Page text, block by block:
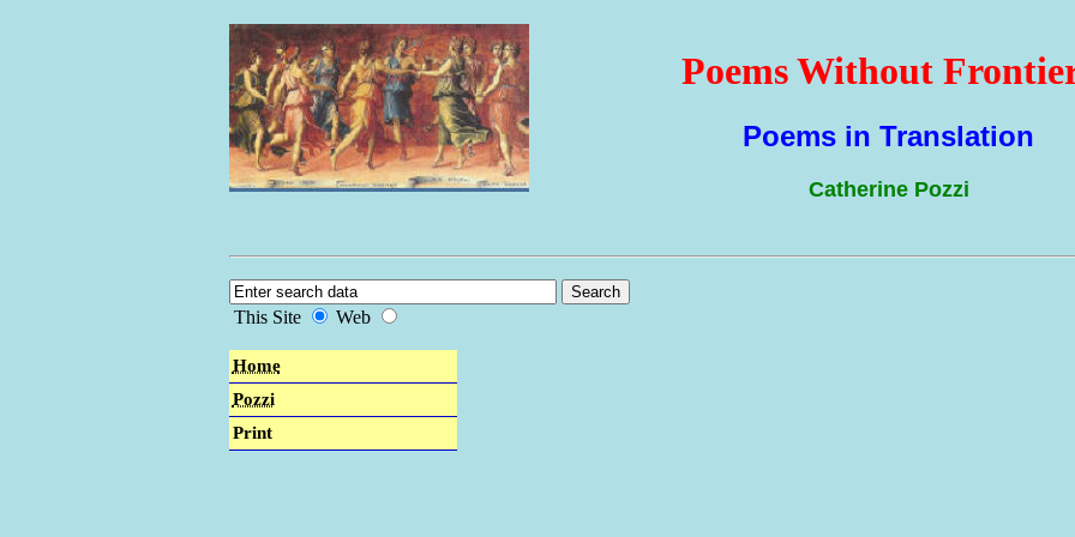
Poems Without
Poems in Translation
Catherine Pozzi
This Site Web
Home
Pozzi
Print